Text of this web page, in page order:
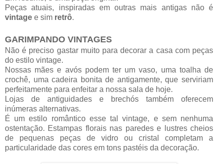
Peças atuais, inspiradas em outras mais antigas não é
vintage e sim retrô.
GARIMPANDO VINTAGES
Não é preciso gastar muito para decorar a casa com peças
do estilo vintage.
Nossas mães e avós podem ter um vaso, uma toalha de
crochê, uma cadeira bonita de antigamente, que serviriam
perfeitamente para enfeitar a nossa sala de hoje.
Lojas de antiguidades e brechós também oferecem
inúmeras alternativas.
É um estilo romântico esse tal vintage, e sem nenhuma
ostentação. Estampas florais nas paredes e lustres cheios
de pequenas peças de vidro ou cristal completam a
particularidade das cores em tons pastéis da decoração.